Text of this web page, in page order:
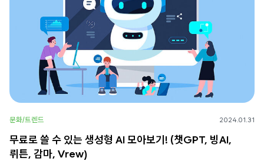
문화/트렌드 2024.01.31
무료로 쓸 수 있는 생성형 AI 모아보기! (챗GPT, 빙AI,
뤼튼, 감마, Vrew)